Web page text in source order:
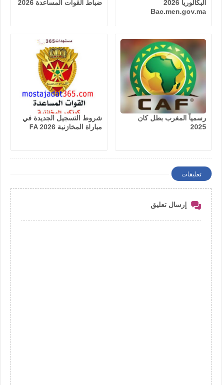
البكالوريا 2026
Bac.men.gov.ma
ضباط القوات المساعدة 2026
رسمياً المغرب بطل كان
2025
شروط التسجيل الجديدة في
مباراة المخازنية FA 2026
تعليقات
إرسال تعليق